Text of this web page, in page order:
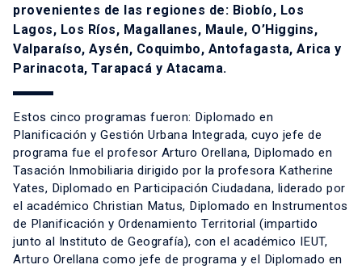
provenientes de las regiones de: Biobío, Los
Lagos, Los Ríos, Magallanes, Maule, O’Higgins,
Valparaíso, Aysén, Coquimbo, Antofagasta, Arica y
Parinacota, Tarapacá y Atacama.
Estos cinco programas fueron: Diplomado en
Planificación y Gestión Urbana Integrada, cuyo jefe de
programa fue el profesor Arturo Orellana, Diplomado en
Tasación Inmobiliaria dirigido por la profesora Katherine
Yates, Diplomado en Participación Ciudadana, liderado por
el académico Christian Matus, Diplomado en Instrumentos
de Planificación y Ordenamiento Territorial (impartido
junto al Instituto de Geografía), con el académico IEUT,
Arturo Orellana como jefe de programa y el Diplomado en